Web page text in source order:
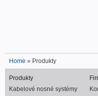
Home » Produkty
Produkty
Kabelové nosné systémy